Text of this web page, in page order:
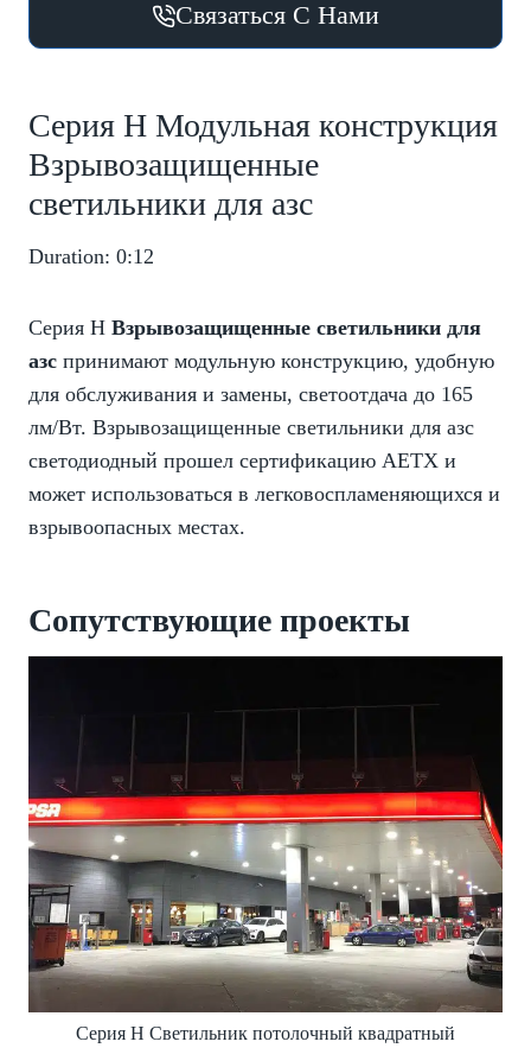
Связаться С Нами
Серия H Модульная конструкция
Взрывозащищенные
светильники для азс
Duration: 0:12
Серия H Взрывозащищенные светильники для
азс принимают модульную конструкцию, удобную
для обслуживания и замены, светоотдача до 165
лм/Вт. Взрывозащищенные светильники для азс
светодиодный прошел сертификацию AETX и
может использоваться в легковоспламеняющихся и
взрывоопасных местах.
Сопутствующие проекты
Серия H Светильник потолочный квадратный